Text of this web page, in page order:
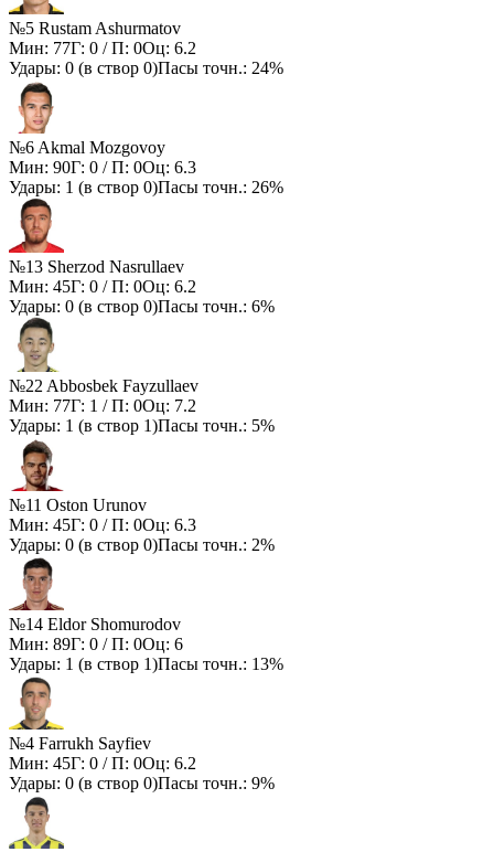
№5 Rustam Ashurmatov
Мин: 77Г: 0 / П: 0Оц: 6.2
Удары: 0 (в створ 0)Пасы точн.: 24%
№6 Akmal Mozgovoy
Мин: 90Г: 0 / П: 0Оц: 6.3
Удары: 1 (в створ 0)Пасы точн.: 26%
№13 Sherzod Nasrullaev
Мин: 45Г: 0 / П: 0Оц: 6.2
Удары: 0 (в створ 0)Пасы точн.: 6%
№22 Abbosbek Fayzullaev
Мин: 77Г: 1 / П: 0Оц: 7.2
Удары: 1 (в створ 1)Пасы точн.: 5%
№11 Oston Urunov
Мин: 45Г: 0 / П: 0Оц: 6.3
Удары: 0 (в створ 0)Пасы точн.: 2%
№14 Eldor Shomurodov
Мин: 89Г: 0 / П: 0Оц: 6
Удары: 1 (в створ 1)Пасы точн.: 13%
№4 Farrukh Sayfiev
Мин: 45Г: 0 / П: 0Оц: 6.2
Удары: 0 (в створ 0)Пасы точн.: 9%